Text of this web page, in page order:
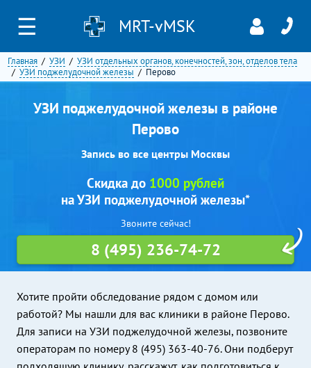
☰ MRT-vMSK
Главная УЗИ
УЗИ отдельных органов, конечностей, зон, отделов тела
УЗИ поджелудочной железы
Перово
УЗИ поджелудочной железы в районе
Перово
Запись во все центры Москвы
Хотите пройти обследование рядом с домом или
работой? Мы нашли для вас клиники в районе Перово.
Для записи на УЗИ поджелудочной железы, позвоните
операторам по номеру 8 (495) 363-40-76. Они подберут
Скидка до 1000 рублей
на УЗИ поджелудочной железы*
Звоните сейчас!
8 (495) 236-74-72